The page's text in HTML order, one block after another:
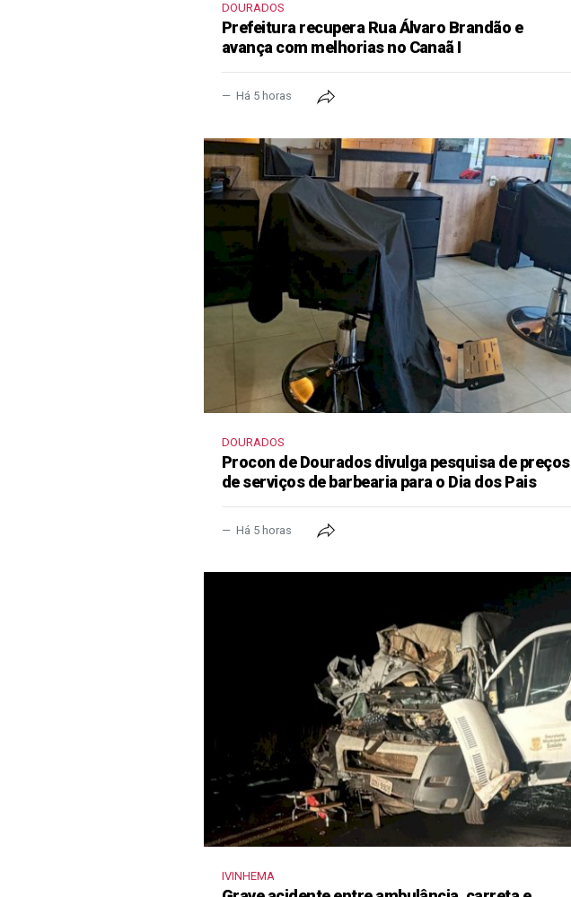
DOURADOS
Prefeitura recupera Rua Álvaro Brandão e
avança com melhorias no Canaã I
Há 5 horas
DOURADOS
Procon de Dourados divulga pesquisa de preços
de serviços de barbearia para o Dia dos Pais
Há 5 horas
IVINHEMA